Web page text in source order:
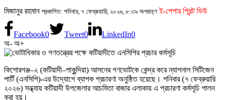
মিজানুর রহমান প্রকাশিত: শনিবার, ৭ ফেব্রুয়ারি, ২০২৬, ৮:৩৯ অপরাহ্ণ ই-পেপার প্রিন্ট ভিউ
Facebook0 Tweet0 LinkedIn0
অ- অ+
কিশোরগঞ্জ–২ (কটিয়াদী–পাকুন্দিয়া) আসনের গণভোটকে কেন্দ্র করে ন্যাশনাল সিটিজেন
পার্টি (এনসিপি)-এর উদ্যোগে ব্যাপক প্রচারণা অনুষ্ঠিত হয়েছে। শনিবার (৭ ফেব্রুয়ারি
২০২৬) সন্ধ্যায় কটিয়াদী উপজেলার আচমিতা বাজার এলাকায় এ প্রচারণা কর্মসূচি পালন
করা হয়।